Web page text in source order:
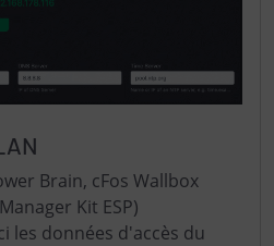
Brain, cFos Wallbox
Kit ESP)
les données d'accès du